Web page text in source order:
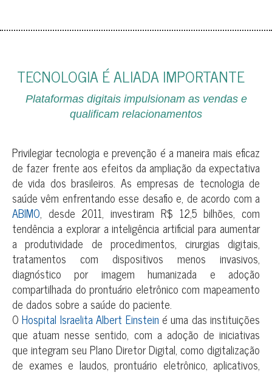
TECNOLOGIA É ALIADA IMPORTANTE
Plataformas digitais impulsionam as vendas e
qualificam relacionamentos
Privilegiar tecnologia e prevenção é a maneira mais eficaz
de fazer frente aos efeitos da ampliação da expectativa
de vida dos brasileiros. As empresas de tecnologia de
saúde vêm enfrentando esse desafio e, de acordo com a
ABIMO, desde 2011, investiram R$ 12,5 bilhões, com
tendência a explorar a inteligência artificial para aumentar
a produtividade de procedimentos, cirurgias digitais,
tratamentos com dispositivos menos invasivos,
diagnóstico por imagem humanizada e adoção
compartilhada do prontuário eletrônico com mapeamento
de dados sobre a saúde do paciente.
OHospital Israelita Albert Einstein é uma das instituições
que atuam nesse sentido, com a adoção de iniciativas
que integram seu Plano Diretor Digital, como digitalização
de exames e laudos, prontuário eletrônico, aplicativos,